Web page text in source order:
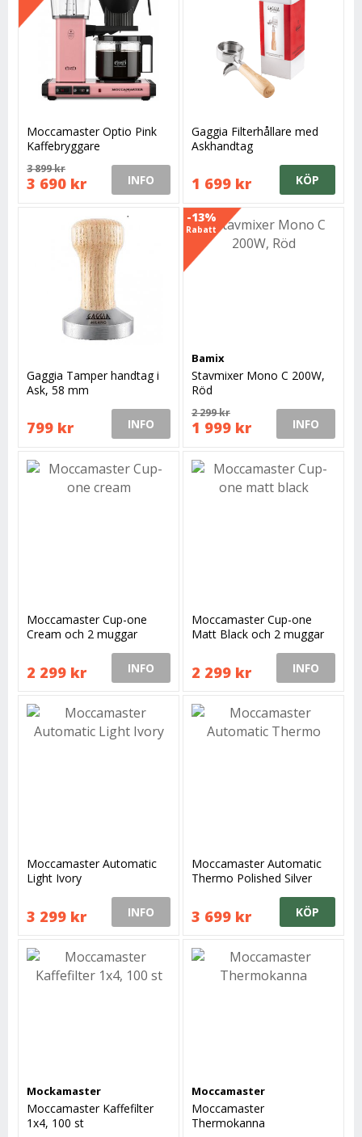
Moccamaster Optio Pink
Kaffebryggare
3 899 kr
3 690 kr INFO
Gaggia Filterhållare med
Askhandtag
1 699 kr KÖP
Gaggia Tamper handtag i
Ask, 58 mm
799 kr INFO
-13%
Rabatt
Bamix
Stavmixer Mono C 200W,
Röd
2 299 kr
1 999 kr INFO
Moccamaster Cup-one
Cream och 2 muggar
2 299 kr INFO
Moccamaster Cup-one
Matt Black och 2 muggar
2 299 kr INFO
Moccamaster Automatic
Light Ivory
3 299 kr INFO
Moccamaster Automatic
Thermo Polished Silver
3 699 kr KÖP
Mockamaster
Moccamaster Kaffefilter
1x4, 100 st
Moccamaster
Moccamaster
Thermokanna